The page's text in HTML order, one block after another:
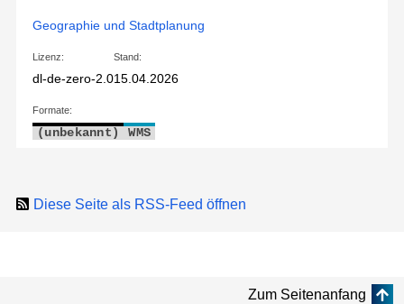
Geographie und Stadtplanung
Lizenz:
dl-de-zero-2.0
Stand:
15.04.2026
Formate:
(unbekannt) WMS
Diese Seite als RSS-Feed öffnen
Zum Seitenanfang